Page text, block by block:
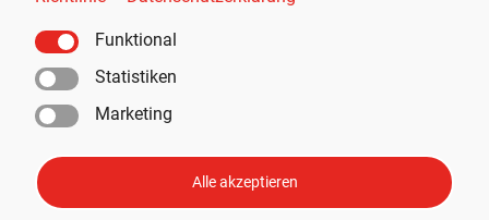
Funktional
Statistiken
Marketing
Alle akzeptieren